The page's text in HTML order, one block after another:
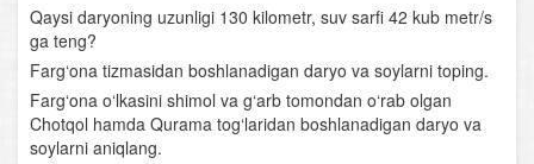
Zarafshon vodiysi
Qashqadaryo tabiiy-geografik o‘lkasi
Surxondaryo tabiiy-geografik o‘lkasi
Qaysi daryoning uzunligi 130 kilometr, suv sarfi 42 kub metr/s
ga teng?
Farg‘ona tizmasidan boshlanadigan daryo va soylarni toping.
Farg‘ona o‘lkasini shimol va g‘arb tomondan o‘rab olgan
Chotqol hamda Qurama tog‘laridan boshlanadigan daryo va
soylarni aniqlang.